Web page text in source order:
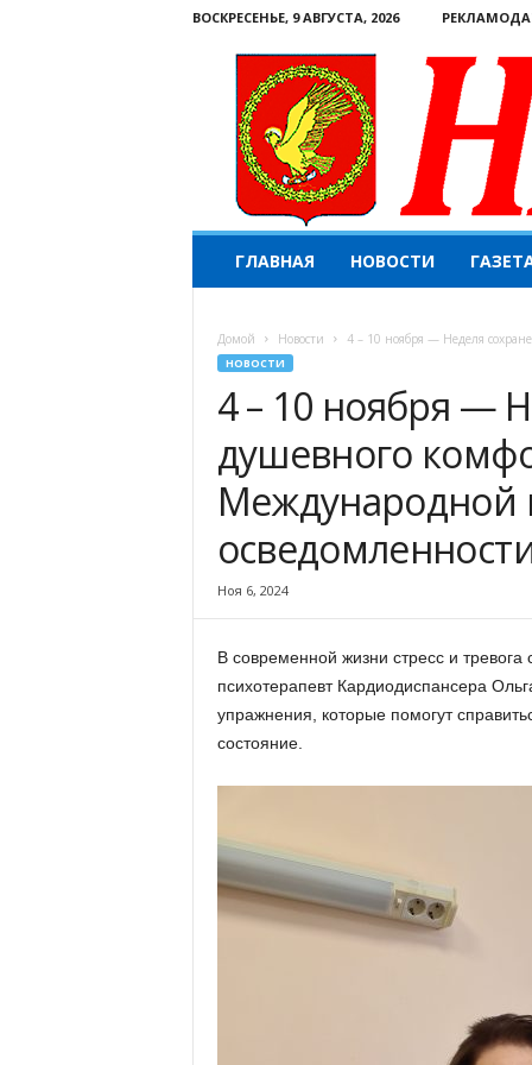
ВОСКРЕСЕНЬЕ, 9 АВГУСТА, 2026
ш
,
ГЛАВНАЯ НОВОСТИ
Домой Новости 4 – 10 ноября — Неделя
НОВОСТИ
4 – 10 ноября —
душевного
Международной
Ноя 6, 2024
В современной жизни стресс и
психотерапевт Кардиодиспансера
упражнения, которые помогут
состояние.